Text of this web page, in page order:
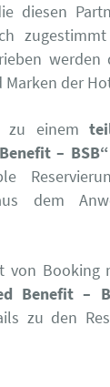
diesen
der
zu einem
– BSB“
dem
von Booking
Benefit –
zu den